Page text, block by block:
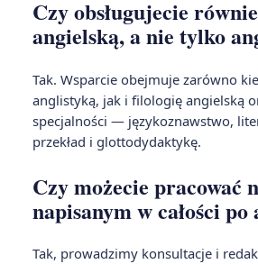
Czy obsługujecie
angielską, a nie tylko
Tak. Wsparcie obejmuje zarówno
anglistyką, jak i filologię angielską
specjalności — językoznawstwo,
przekład i glottodydaktykę.
Czy możecie pracować
napisanym w całości po
Tak, prowadzimy konsultacje i